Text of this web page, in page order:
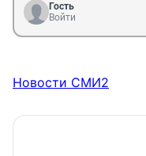
Гость
Войти
Новости СМИ2